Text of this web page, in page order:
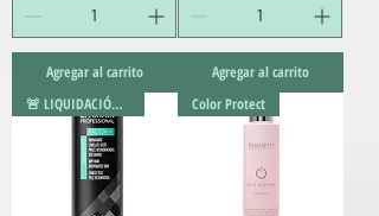
Agregar al carrito
Agregar al carrito
🚨 LIQUIDACIÓN 🚨
Color Protect